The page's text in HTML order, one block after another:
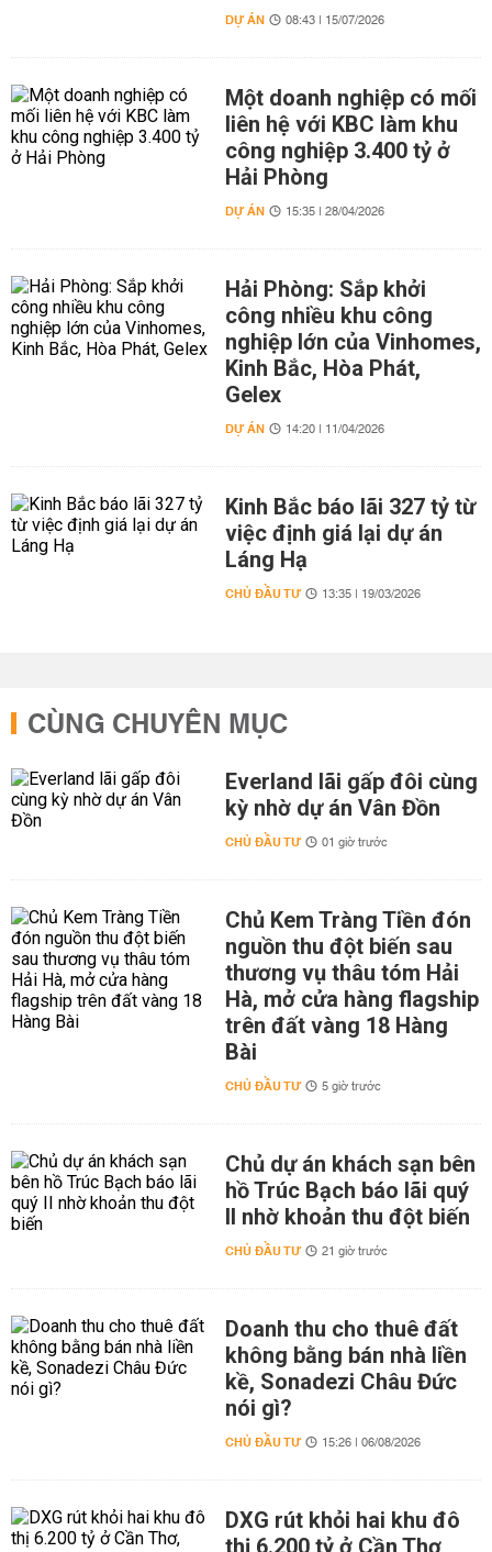
DỰ ÁN 08:43 | 15/07/2026
Một doanh nghiệp có mối
liên hệ với KBC làm khu
công nghiệp 3.400 tỷ ở
Hải Phòng
DỰ ÁN 15:35 | 28/04/2026
Hải Phòng: Sắp khởi
công nhiều khu công
nghiệp lớn của Vinhomes,
Kinh Bắc, Hòa Phát,
Gelex
DỰ ÁN 14:20 | 11/04/2026
Kinh Bắc báo lãi 327 tỷ từ
việc định giá lại dự án
Láng Hạ
CHỦ ĐẦU TƯ 13:35 | 19/03/2026
CÙNG CHUYÊN MỤC
Everland lãi gấp đôi cùng
kỳ nhờ dự án Vân Đồn
CHỦ ĐẦU TƯ 01 giờ trước
Chủ Kem Tràng Tiền đón
nguồn thu đột biến sau
thương vụ thâu tóm Hải
Hà, mở cửa hàng flagship
trên đất vàng 18 Hàng
Bài
CHỦ ĐẦU TƯ 5 giờ trước
Chủ dự án khách sạn bên
hồ Trúc Bạch báo lãi quý
II nhờ khoản thu đột biến
CHỦ ĐẦU TƯ 21 giờ trước
Doanh thu cho thuê đất
không bằng bán nhà liền
kề, Sonadezi Châu Đức
nói gì?
CHỦ ĐẦU TƯ 15:26 | 06/08/2026
DXG rút khỏi hai khu đô
thị 6.200 tỷ ở Cần Thơ,